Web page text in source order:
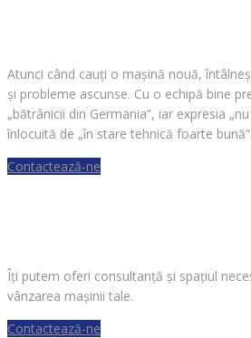
Atunci când cauți o mașină nouă,
și probleme ascunse. Cu o echipă bine
„bătrânicii din Germania”, iar expresia
înlocuită de „în stare tehnică foarte bună”.
Contactează-ne
Îți putem oferi consultanță și spațiul
vânzarea mașinii tale.
Contactează-ne